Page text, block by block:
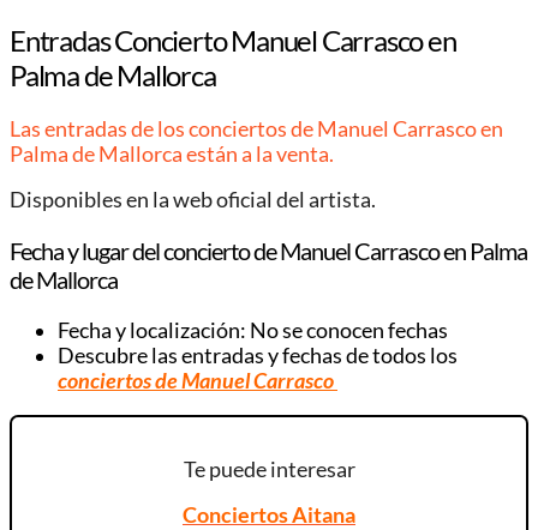
Entradas Concierto Manuel Carrasco en
Palma de Mallorca
Las entradas de los conciertos de Manuel Carrasco en
Palma de Mallorca están a la venta.
Disponibles en la web oficial del artista.
Fecha y lugar del concierto de Manuel Carrasco en Palma
de Mallorca
Fecha y localización: No se conocen fechas
Descubre las entradas y fechas de todos los
conciertos de Manuel Carrasco
Te puede interesar
Conciertos Aitana